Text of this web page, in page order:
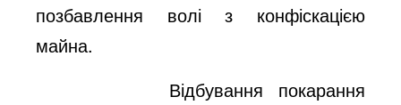
позбавлення волі з конфіскацією
майна.
Відбування покарання